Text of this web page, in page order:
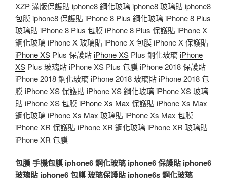
XZP 滿版保護貼 iphone8 鋼化玻璃 iphone8 玻璃貼 iphone8
包膜 iphone8 保護貼 iPhone 8 Plus 鋼化玻璃 iPhone 8 Plus
玻璃貼 iPhone 8 Plus 包膜 iPhone 8 Plus 保護貼 iPhone X
鋼化玻璃 iPhone X 玻璃貼 iPhone X 包膜 iPhone X 保護貼
iPhone XS Plus 保護貼iPhone XS Plus 鋼化玻璃iPhone
XS Plus 玻璃貼 iPhone XS Plus 包膜 iPhone 2018 保護貼
iPhone 2018 鋼化玻璃 iPhone 2018 玻璃貼 iPhone 2018 包
膜 iPhone XS 保護貼 iPhone XS 鋼化玻璃 iPhone XS 玻璃
貼 iPhone XS 包膜iPhone Xs Max 保護貼 iPhone Xs Max
鋼化玻璃 iPhone Xs Max 玻璃貼 iPhone Xs Max 包膜
iPhone XR 保護貼 iPhone XR 鋼化玻璃 iPhone XR 玻璃貼
iPhone XR 包膜
包膜手機包膜 iphone6 鋼化玻璃 iphone6 保護貼 iphone6
玻璃貼 iphone6 包膜玻璃保護貼 iphone6s 鋼化玻璃